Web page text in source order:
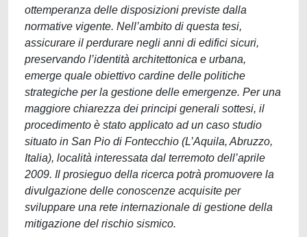
ottemperanza delle disposizioni previste dalla
normative vigente. Nell’ambito di questa tesi,
assicurare il perdurare negli anni di edifici sicuri,
preservando l’identità architettonica e urbana,
emerge quale obiettivo cardine delle politiche
strategiche per la gestione delle emergenze. Per una
maggiore chiarezza dei principi generali sottesi, il
procedimento è stato applicato ad un caso studio
situato in San Pio di Fontecchio (L’Aquila, Abruzzo,
Italia), località interessata dal terremoto dell’aprile
2009. Il prosieguo della ricerca potrà promuovere la
divulgazione delle conoscenze acquisite per
sviluppare una rete internazionale di gestione della
mitigazione del rischio sismico.